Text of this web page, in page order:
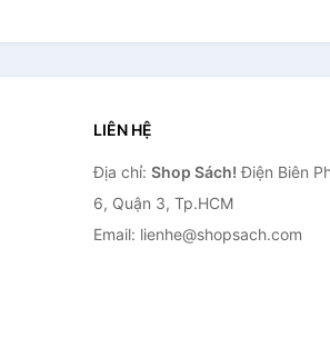
LIÊN HỆ
Địa chỉ: Shop Sách! Điện Biên
6, Quận 3, Tp.HCM
Email: lienhe@shopsach.com